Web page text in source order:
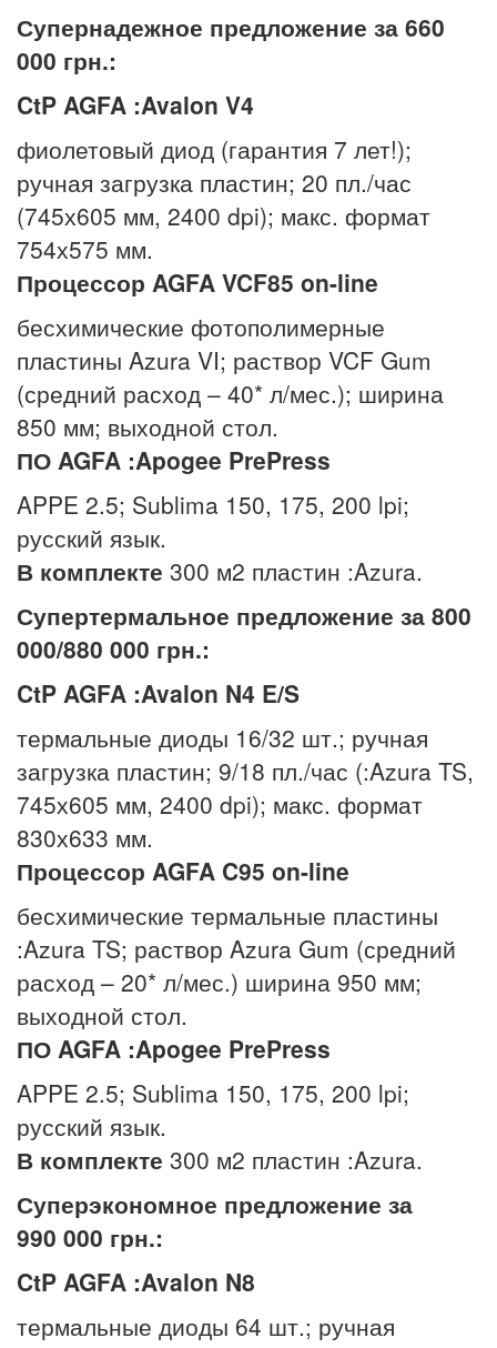
Супернадежное предложение за 660
000 грн.:
CtP AGFA :Avalon V4
фиолетовый диод (гарантия 7 лет!);
ручная загрузка пластин; 20 пл./час
(745х605 мм, 2400 dpi); макс. формат
754х575 мм.
Процессор AGFA VCF85 on-line
бесхимические фотополимерные
пластины Azura VI; раствор VCF Gum
(средний расход – 40* л/мес.); ширина
850 мм; выходной стол.
ПО AGFA :Apogee PrePress
APPE 2.5; Sublima 150, 175, 200 lpi;
русский язык.
В комплекте 300 м2 пластин :Azura.
Супертермальное предложение за 800
000/880 000 грн.:
CtP AGFA :Avalon N4 E/S
термальные диоды 16/32 шт.; ручная
загрузка пластин; 9/18 пл./час (:Azura TS,
745х605 мм, 2400 dpi); макс. формат
830х633 мм.
Процессор AGFA C95 on-line
бесхимические термальные пластины
:Azura TS; раствор Azura Gum (средний
расход – 20* л/мес.) ширина 950 мм;
выходной стол.
ПО AGFA :Apogee PrePress
APPE 2.5; Sublima 150, 175, 200 lpi;
русский язык.
В комплекте 300 м2 пластин :Azura.
Суперэкономное предложение за
990 000 грн.:
CtP AGFA :Avalon N8
термальные диоды 64 шт.; ручная